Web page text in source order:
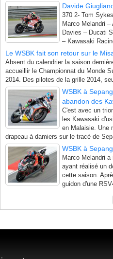
Davide
370 2- Tom
Marco Melandri
Davies – Ducati
– Kawasaki
Le WSBK fait son retour sur le
Absent du calendrier la saison
accueillir le Championnat du Monde
2014. Des pilotes de la grille 2014,
WSBK à
abandon des
C'est avec un
les Kawasaki
en Malaisie. Une
drapeau à damiers sur le tracé de
WSBK à
Marco Melandri
ayant réalisé un
cette saison.
guidon d'une